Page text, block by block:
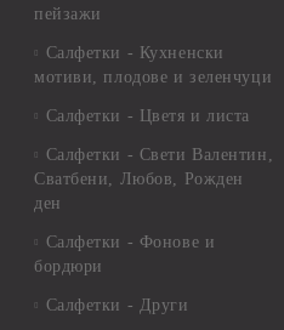
пейзажи
Салфетки - Кухненски
мотиви, плодове и зеленчуци
Салфетки - Цветя и листа
Салфетки - Свети Валентин,
Сватбени, Любов, Рожден
ден
Салфетки - Фонове и
бордюри
Салфетки - Други